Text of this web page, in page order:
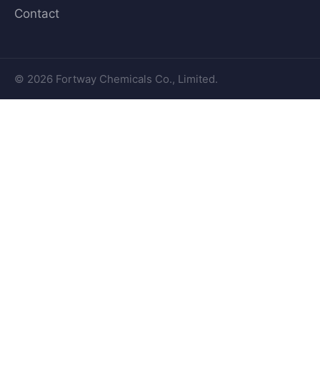
Contact
© 2026 Fortway Chemicals Co., Limited.